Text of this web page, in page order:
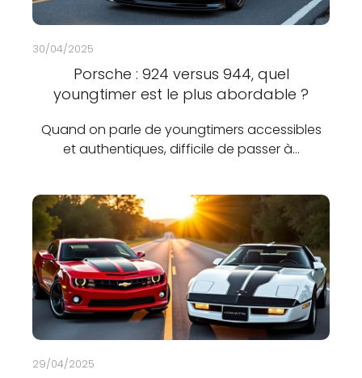
30/04/2025
Porsche : 924 versus 944, quel
youngtimer est le plus abordable ?
Quand on parle de youngtimers accessibles
et authentiques, difficile de passer à…
29/04/2025